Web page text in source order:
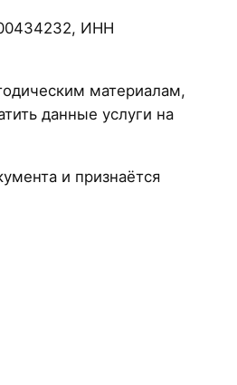
ИНН
материалам,
данные услуги на
и признаётся